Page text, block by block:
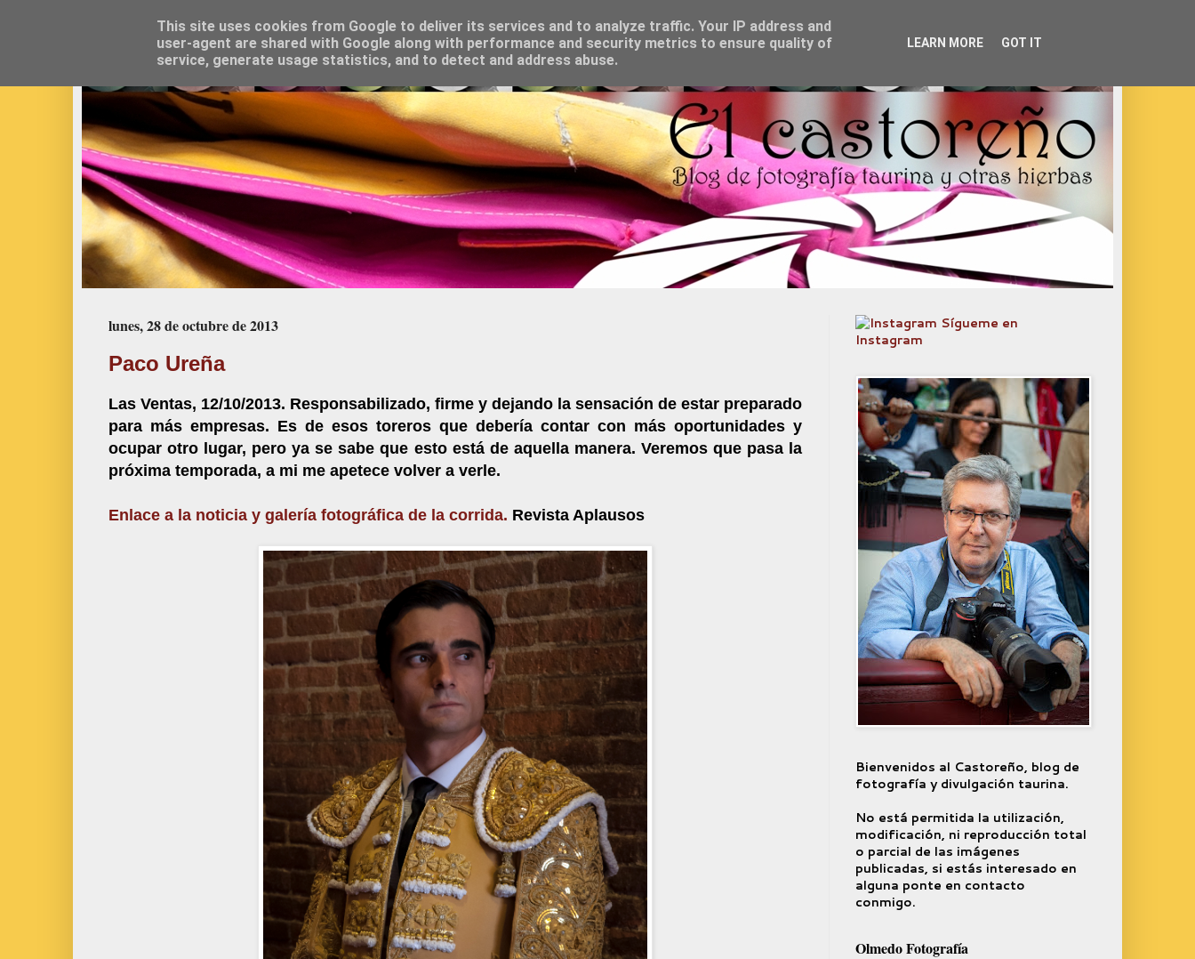
lunes, 28 de octubre de 2013
Paco Ureña
Las Ventas, 12/10/2013. Responsabilizado, firme y dejando la sensación de estar preparado
para más empresas. Es de esos toreros que debería contar con más oportunidades y
ocupar otro lugar, pero ya se sabe que esto está de aquella manera. Veremos que pasa la
próxima temporada, a mi me apetece volver a verle.
Enlace a la noticia y galería fotográfica de la corrida. Revista Aplausos
Sígueme en
Instagram
Bienvenidos al Castoreño, blog de
fotografía y divulgación taurina.
No está permitida la utilización,
modificación, ni reproducción total
o parcial de las imágenes
publicadas, si estás interesado en
alguna ponte en contacto
conmigo.
Olmedo Fotografía
This site uses cookies from Google to deliver its services and to analyze traffic. Your IP address and
user-agent are shared with Google along with performance and security metrics to ensure quality of
service, generate usage statistics, and to detect and address abuse.
LEARN MORE GOT IT